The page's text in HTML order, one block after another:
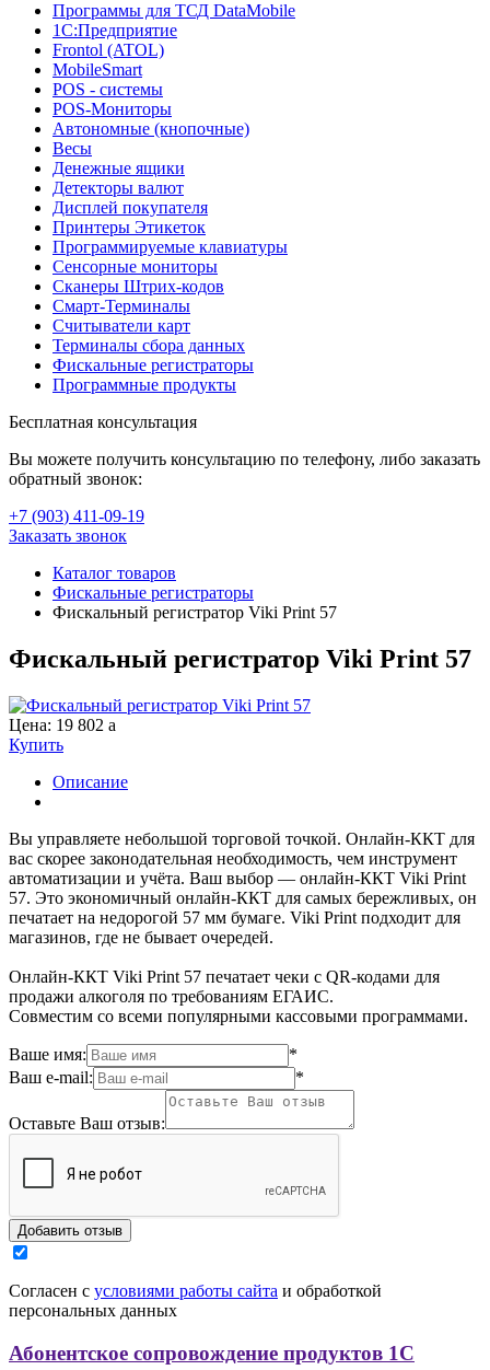
Программы для ТСД DataMobile
1С:Предприятие
Frontol (ATOL)
MobileSmart
POS - системы
POS-Мониторы
Автономные (кнопочные)
Весы
Денежные ящики
Детекторы валют
Дисплей покупателя
Принтеры Этикеток
Программируемые клавиатуры
Сенсорные мониторы
Сканеры Штрих-кодов
Смарт-Терминалы
Считыватели карт
Терминалы сбора данных
Фискальные регистраторы
Программные продукты
Бесплатная консультация
Вы можете получить консультацию по телефону, либо заказать
обратный звонок:
+7 (903) 411-09-19
Заказать звонок
Каталог товаров
Фискальные регистраторы
Фискальный регистратор Viki Print 57
Фискальный регистратор Viki Print 57
Цена: 19 802 a
Купить
Описание
Вы управляете небольшой торговой точкой. Онлайн-ККТ для
вас скорее законодательная необходимость, чем инструмент
автоматизации и учёта. Ваш выбор — онлайн-ККТ Viki Print
57. Это экономичный онлайн-ККТ для самых бережливых, он
печатает на недорогой 57 мм бумаге. Viki Print подходит для
магазинов, где не бывает очередей.
Онлайн-ККТ Viki Print 57 печатает чеки с QR-кодами для
продажи алкоголя по требованиям ЕГАИС.
Совместим со всеми популярными кассовыми программами.
Ваше имя:
*
Ваш e-mail:
*
Оставьте Ваш отзыв:
Согласен с условиями работы сайта и обработкой
персональных данных
Абонентское сопровождение продуктов 1C